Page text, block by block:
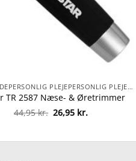
HAMHENDEPERSONLIG PLEJEPERSONLIG PLEJEBARBERGREJ & HÅRFJERNINGBARBERING & HÅRFJERNINGVOKSBEHANDLING & HÅRFJERNINGTRIMMERENÆSE & ØRETRIMMEREHÅRFJERNING
TR 2587 Næse- & Øretrimmer
44,95kr. Den
oprindelige
26,95 kr.Den